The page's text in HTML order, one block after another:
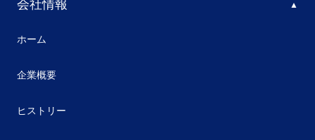
会社情報
ホーム
企業概要
ヒストリー